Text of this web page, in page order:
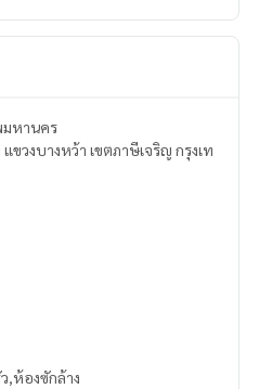
มหานคร
ขวงบางหว้า เขตภาษีเจริญ กรุงเท
,ห้องซักล้าง